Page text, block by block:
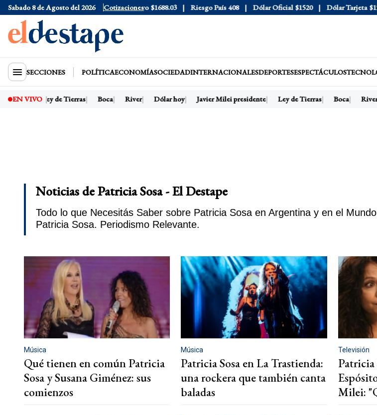
Sabado 8 de Agosto del 2026 Cotizaciones
$1525 Dólar CCL $1580.7 Euro $1688.03 Riesgo País 408 Dólar Oficial $1520 Dólar Tarjeta $1976
SECCIONES POLÍTICAECONOMÍASOCIEDADINTERNACIONALESDEPORTESESPECTÁCULOS
EN VIVOLey de Tierras Boca River Dólar hoy Javier Milei presidente Ley de Tierras Boca River
Noticias de Patricia Sosa - El Destape
Todo lo que Necesitás Saber sobre Patricia Sosa en Argentina y en el
Patricia Sosa. Periodismo Relevante.
Música
Qué tienen en común Patricia
Sosa y Susana Giménez: sus
comienzos
Música
Patricia Sosa en La Trastienda:
una rockera que también canta
baladas
Televisión
Patricia
Milei: